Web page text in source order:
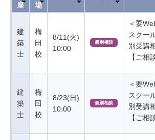
座
場
建
築
士
梅
田
校
8/11(火)
10:00
個別相談
＜要
スクー
別受講
【ご相
建
築
士
梅
田
校
8/23(日)
10:00
個別相談
＜要
スクー
別受講
【ご相